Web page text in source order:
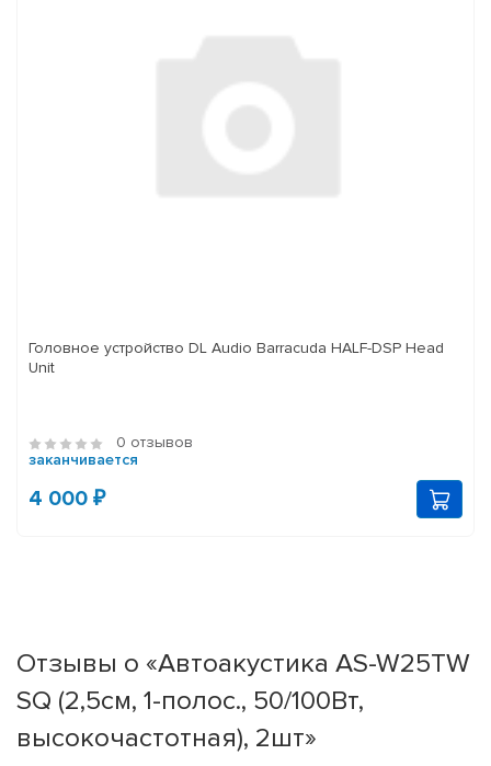
Головное устройство DL Audio Barracuda HALF-DSP Head
Unit
0 отзывов
заканчивается
4 000 ₽
Отзывы о «Автоакустика AS-W25TW
SQ (2,5см, 1-полос., 50/100Вт,
высокочастотная), 2шт»